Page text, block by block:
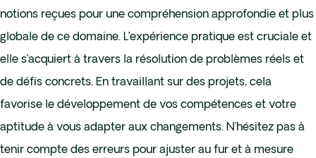
notions reçues pour une compréhension approfondie et plus
globale de ce domaine. L’expérience pratique est cruciale et
elle s’acquiert à travers la résolution de problèmes réels et
de défis concrets. En travaillant sur des projets, cela
favorise le développement de vos compétences et votre
aptitude à vous adapter aux changements. N’hésitez pas à
tenir compte des erreurs pour ajuster au fur et à mesure